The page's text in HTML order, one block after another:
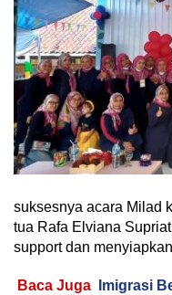
suksesnya acara Milad
tua Rafa Elviana
support dan
Baca Juga
Imigrasi